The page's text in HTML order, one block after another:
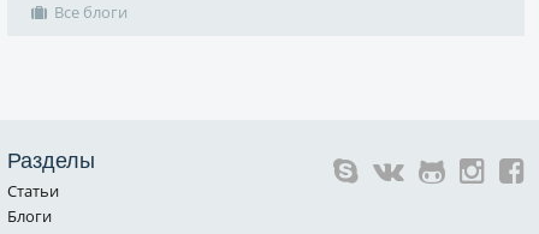
Все блоги
Разделы
Статьи
Блоги